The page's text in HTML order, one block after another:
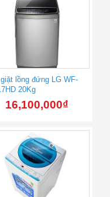
lồng đứng LG WF-
20Kg
16,100,000₫